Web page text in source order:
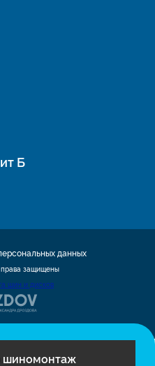
шиномонтаж
Б
защищены
шин и дисков
данных